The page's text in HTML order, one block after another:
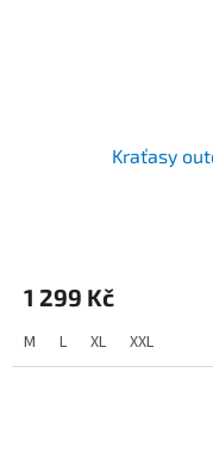
Kraťasy
1 299 Kč
M L XL XXL